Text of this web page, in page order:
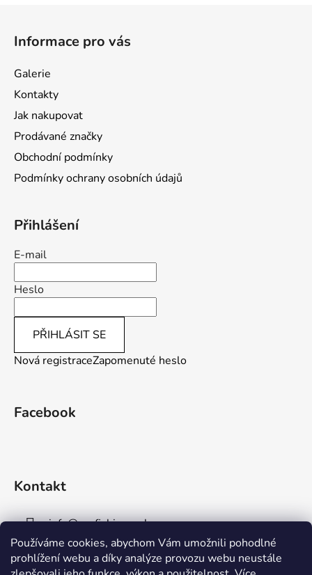
Používáme cookies, abychom Vám umožnili pohodlné
prohlížení webu a díky analýze provozu webu neustále
Informace pro vás
Galerie
Kontakty
Jak nakupovat
Prodávané značky
Obchodní podmínky
Podmínky ochrany osobních údajů
Přihlášení
E-mail
Heslo
PŘIHLÁSIT SE
Nová registraceZapomenuté heslo
Facebook
Kontakt
info@aaafishingpraha.cz
778 011 878